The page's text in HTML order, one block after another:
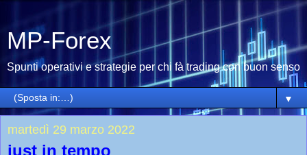
MP-Forex
Spunti operativi e strategie per chi fà trading con buon senso
▼
martedì 29 marzo 2022
just in tempo